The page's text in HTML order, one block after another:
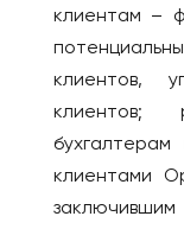
клиентам –
клиентов,
клиентов;
клиентами